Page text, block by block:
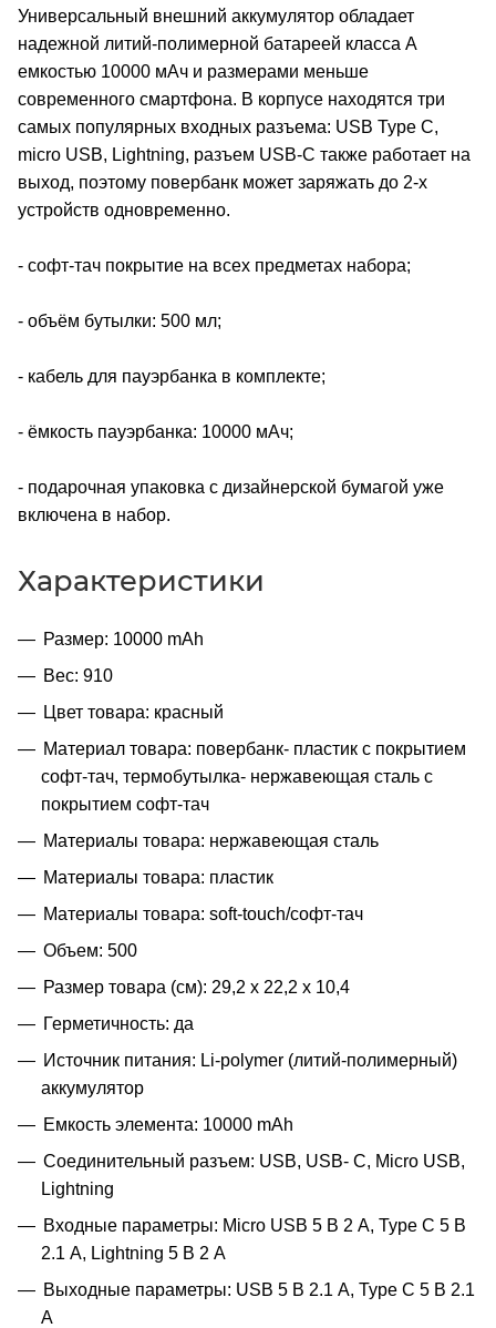
Универсальный внешний аккумулятор обладает
надежной литий-полимерной батареей класса А
емкостью 10000 мАч и размерами меньше
современного смартфона. В корпусе находятся три
самых популярных входных разъема: USB Type C,
micro USB, Lightning, разъем USB-C также работает на
выход, поэтому повербанк может заряжать до 2-х
устройств одновременно.
- софт-тач покрытие на всех предметах набора;
- объём бутылки: 500 мл;
- кабель для пауэрбанка в комплекте;
- ёмкость пауэрбанка: 10000 мАч;
- подарочная упаковка с дизайнерской бумагой уже
включена в набор.
Характеристики
Размер: 10000 mAh
Вес: 910
Цвет товара: красный
Материал товара: повербанк- пластик с покрытием
софт-тач, термобутылка- нержавеющая cталь с
покрытием софт-тач
Материалы товара: нержавеющая cталь
Материалы товара: пластик
Материалы товара: soft-touch/софт-тач
Объем: 500
Размер товара (см): 29,2 х 22,2 х 10,4
Герметичность: да
Источник питания: Li-polymer (литий-полимерный)
аккумулятор
Емкость элемента: 10000 mAh
Соединительный разъем: USB, USB- C, Micro USB,
Lightning
Входные параметры: Micro USB 5 В 2 А, Type C 5 В
2.1 А, Lightning 5 В 2 А
Выходные параметры: USB 5 В 2.1 A, Type C 5 В 2.1
A